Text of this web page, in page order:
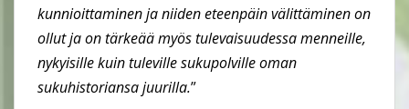
kunnioittaminen ja niiden eteenpäin välittäminen on
ollut ja on tärkeää myös tulevaisuudessa menneille,
nykyisille kuin tuleville sukupolville oman
sukuhistoriansa juurilla.”